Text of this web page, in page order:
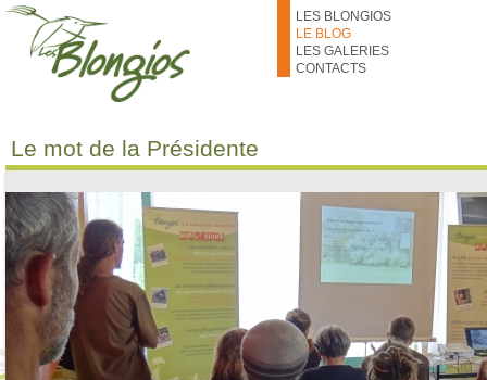
Aller au contenu principal
LES BLONGIOS
LE BLOG
LES GALERIES
CONTACTS
Le mot de la Présidente